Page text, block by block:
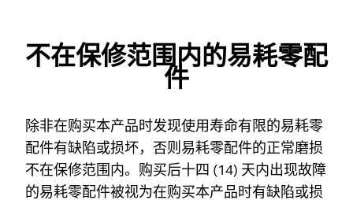
不在保修范围内的易耗零配
件
除非在购买本产品时发现使用寿命有限的易耗零
配件有缺陷或损坏，否则易耗零配件的正常磨损
不在保修范围内。购买后十四 (14) 天内出现故障
的易耗零配件被视为在购买本产品时有缺陷或损